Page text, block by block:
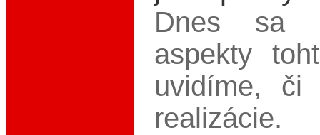
Dnes sa
aspekty
uvidíme,
realizácie.